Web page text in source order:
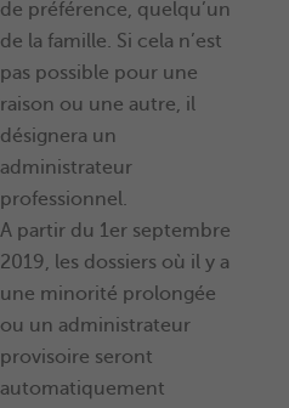
de préférence, quelqu’un
de la famille. Si cela n’est
pas possible pour une
raison ou une autre, il
désignera un
administrateur
professionnel.
A partir du 1er septembre
2019, les dossiers où il y a
une minorité prolongée
ou un administrateur
provisoire seront
automatiquement